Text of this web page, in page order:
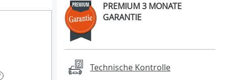
PREMIUM 3 MONATE
GARANTIE
Technische Kontrolle